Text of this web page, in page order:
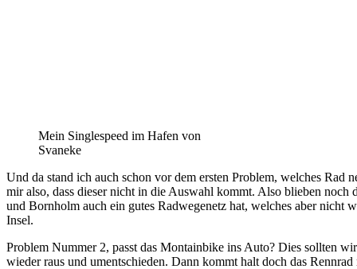
Mein Singlespeed im Hafen von
Svaneke
Und da stand ich auch schon vor dem ersten Problem, welches Rad
mir also, dass dieser nicht in die Auswahl kommt. Also blieben noch
und Bornholm auch ein gutes Radwegenetz hat, welches aber
Insel.
Problem Nummer 2, passt das Montainbike ins Auto? Dies sollten
wieder raus und umentschieden. Dann kommt halt doch das